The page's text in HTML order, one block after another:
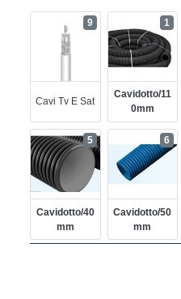
Cavi Tv E Sat
9
Cavidotto/11
0mm
1
Cavidotto/40
Mm
5
Cavidotto/50
Mm
6